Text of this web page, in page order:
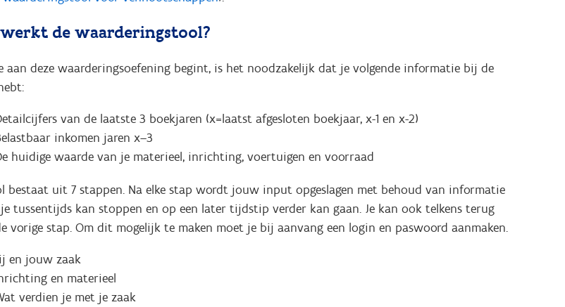
de waarderingstool?
aan deze waarderingsoefening begint, is het noodzakelijk dat je volgende informatie bij de
van de laatste 3 boekjaren (x=laatst afgesloten boekjaar, x-1 en x-2)
inkomen jaren x–3
huidige waarde van je materieel, inrichting, voertuigen en voorraad
bestaat uit 7 stappen. Na elke stap wordt jouw input opgeslagen met behoud van informatie
tussentijds kan stoppen en op een later tijdstip verder kan gaan. Je kan ook telkens terug
vorige stap. Om dit mogelijk te maken moet je bij aanvang een login en paswoord aanmaken.
en jouw zaak
en materieel
verdien je met je zaak